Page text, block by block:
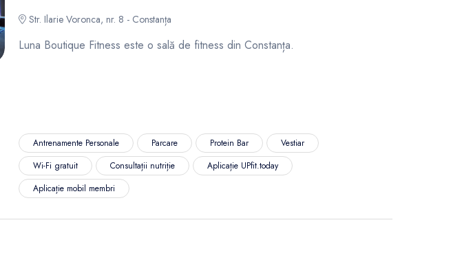
Str. Ilarie Voronca, nr. 8 - Constanța
Luna Boutique Fitness este o sală de fitness din Constanța.
Antrenamente Personale Parcare Protein Bar
Vestiar
Wi-Fi gratuit
Consultații nutriție
Aplicație UPfit.today
Aplicație mobil membri